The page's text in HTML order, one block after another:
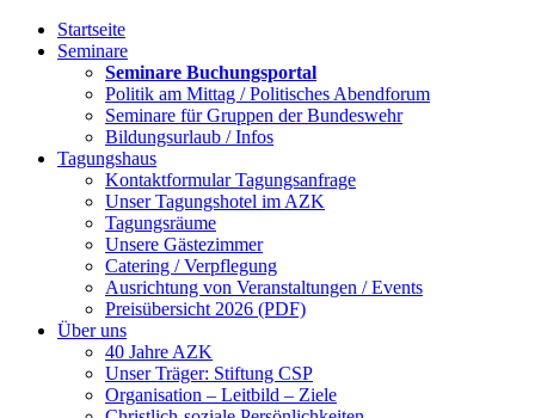
Startseite
Seminare
Seminare Buchungsportal
Politik am Mittag / Politisches Abendforum
Seminare für Gruppen der Bundeswehr
Bildungsurlaub / Infos
Tagungshaus
Kontaktformular Tagungsanfrage
Unser Tagungshotel im AZK
Tagungsräume
Unsere Gästezimmer
Catering / Verpflegung
Ausrichtung von Veranstaltungen / Events
Preisübersicht 2026 (PDF)
Über uns
40 Jahre AZK
Unser Träger: Stiftung CSP
Organisation – Leitbild – Ziele